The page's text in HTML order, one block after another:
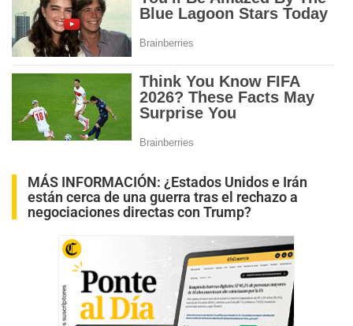
MÁS INFORMACIÓN: ¿Estados Unidos e Irán
están cerca de una guerra tras el rechazo a
negociaciones directas con Trump?